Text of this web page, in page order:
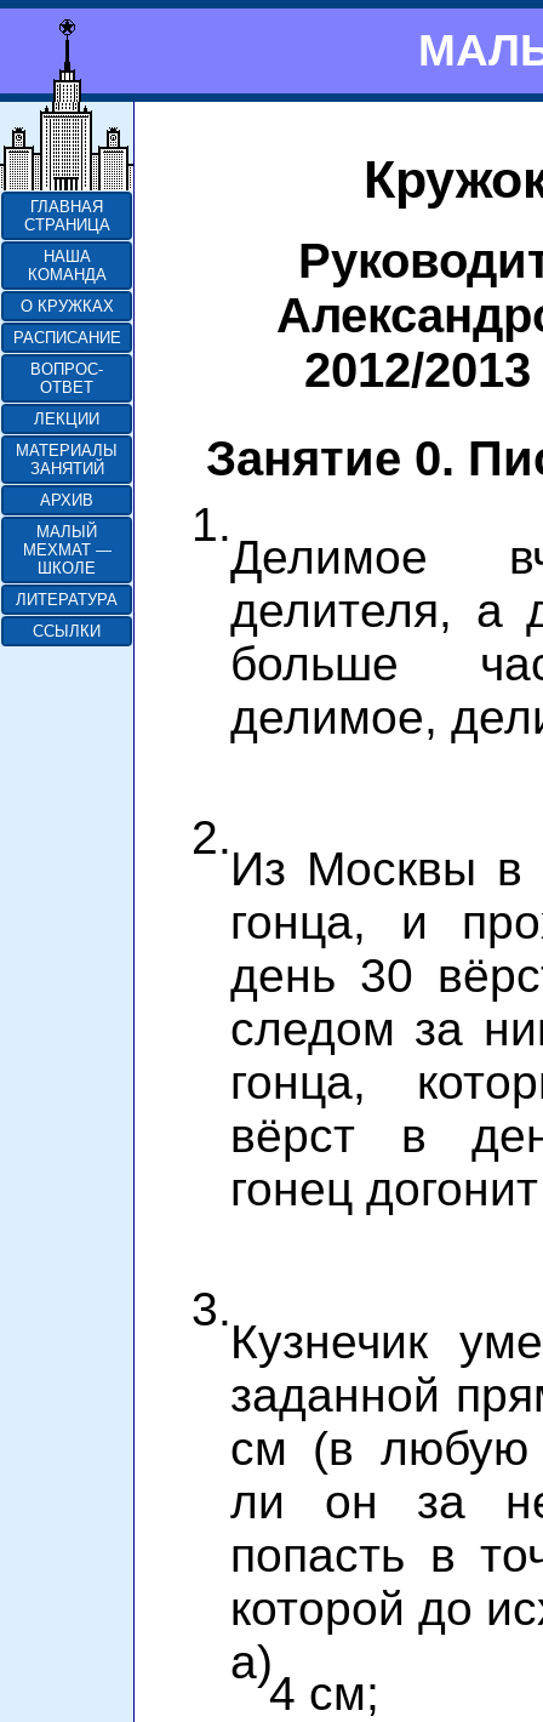
ГЛАВНАЯ
СТРАНИЦА
НАША
КОМАНДА
О КРУЖКАХ
РАСПИСАНИЕ
ВОПРОС-
ОТВЕТ
ЛЕКЦИИ
МАТЕРИАЛЫ
ЗАНЯТИЙ
АРХИВ
МАЛЫЙ
МЕХМАТ —
ШКОЛЕ
ЛИТЕРАТУРА
ССЫЛКИ
2012/
Занятие 0.
1.
Делимое
делителя, а
больше
делимое,
2.
Из Москвы в
гонца, и
день 30
следом за
гонца,
вёрст в
гонец
3.
Кузнечик
заданной
см (в любую
ли он за
попасть в
которой до
а)
4 см;